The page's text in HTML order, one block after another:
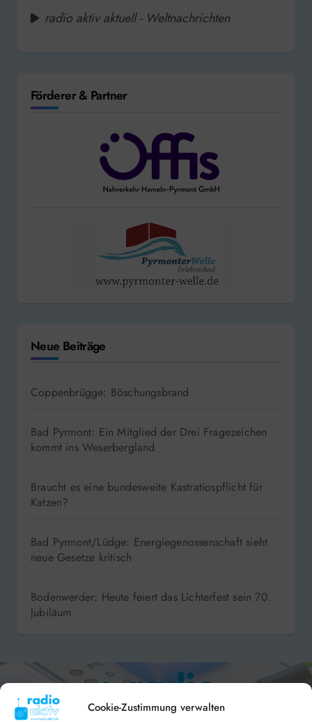
Cookie-Zustimmung verwalten
radio aktiv aktuell - Weltnachrichten
Förderer & Partner
Neue Beiträge
Coppenbrügge: Böschungsbrand
Bad Pyrmont: Ein Mitglied der Drei Fragezeichen
kommt ins Weserbergland
Braucht es eine bundesweite Kastratiospflicht für
Katzen?
Bad Pyrmont/Lüdge: Energiegenossenschaft sieht
neue Gesetze kritisch
Bodenwerder: Heute feiert das Lichterfest sein 70.
Jubiläum